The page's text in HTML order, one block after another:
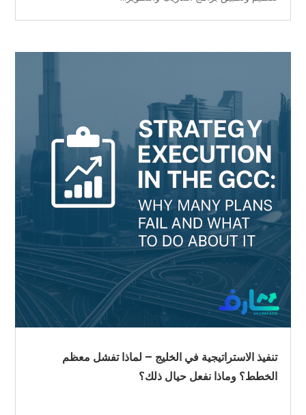
تنفيذ الاستراتيجية في الخليج – لماذا تفشل معظم
الخطط؟ وماذا نفعل حيال ذلك؟